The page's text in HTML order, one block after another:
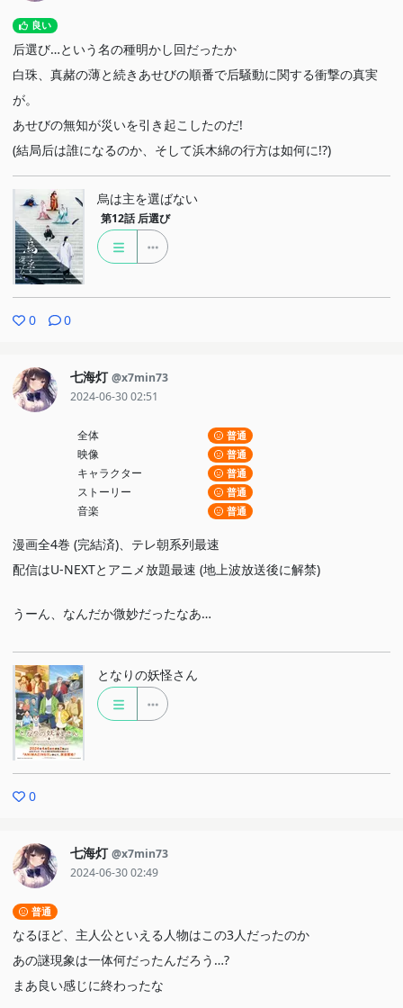
良い
后選び…という名の種明かし回だったか
白珠、真赭の薄と続きあせびの順番で后騒動に関する衝撃の真実
が。
あせびの無知が災いを引き起こしたのだ!
(結局后は誰になるのか、そして浜木綿の行方は如何に!?)
烏は主を選ばない
第12話 后選び
0 0
七海灯 @x7min73
2024-06-30 02:51
全体 普通
映像 普通
キャラクター 普通
ストーリー 普通
音楽 普通
漫画全4巻 (完結済)、テレ朝系列最速
配信はU-NEXTとアニメ放題最速 (地上波放送後に解禁)
うーん、なんだか微妙だったなあ…
となりの妖怪さん
0
七海灯 @x7min73
2024-06-30 02:49
普通
なるほど、主人公といえる人物はこの3人だったのか
あの謎現象は一体何だったんだろう…?
まあ良い感じに終わったな